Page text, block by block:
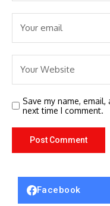
Save my name,
next time I comment.
Facebook